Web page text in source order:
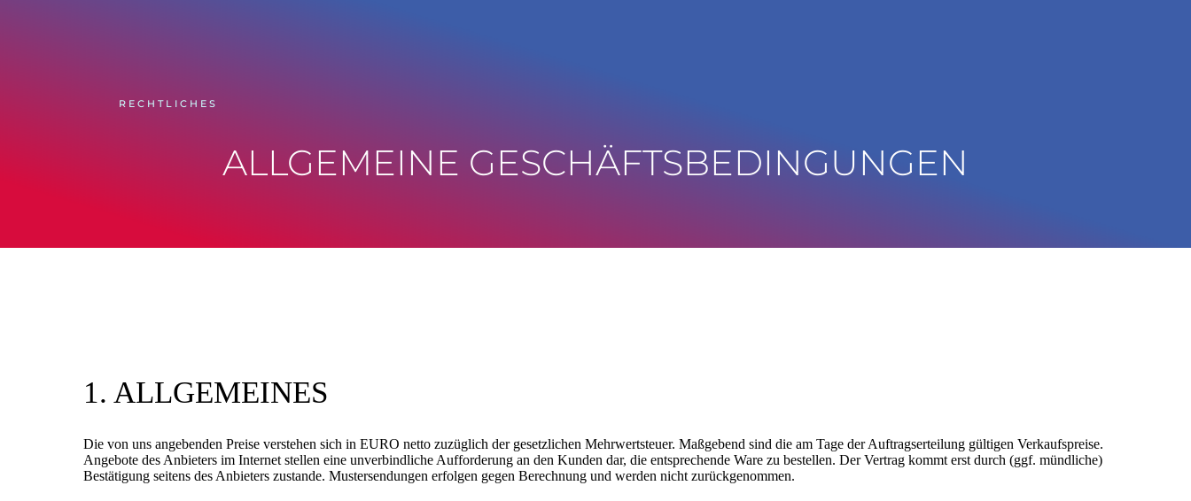
RECHTLICHES
ALLGEMEINE GESCHÄFTSBEDINGUNGEN
1. ALLGEMEINES
Die von uns angebenden Preise verstehen sich in EURO netto zuzüglich der gesetzlichen Mehrwertsteuer. Maßgebend sind die am Tage der Auftragserteilung gültigen Verkaufspreise.
Angebote des Anbieters im Internet stellen eine unverbindliche Aufforderung an den Kunden dar, die entsprechende Ware zu bestellen. Der Vertrag kommt erst durch (ggf. mündliche)
Bestätigung seitens des Anbieters zustande. Mustersendungen erfolgen gegen Berechnung und werden nicht zurückgenommen.